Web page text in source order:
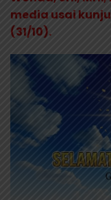
media usai
(31/10).